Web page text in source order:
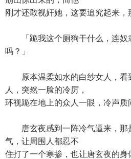
刚才还敢视奸她，这要追究起来，
「跪我这个厕狗干什么，连奴
吗？」
原本温柔如水的白纱女人，看
人，突然一脸的冷厉，
环视跪在地上的众人一眼，冷声质
唐玄夜感到一阵冷气逼来，那
气，让周围人都忍不
住打了一个寒掺，也让唐玄夜的身